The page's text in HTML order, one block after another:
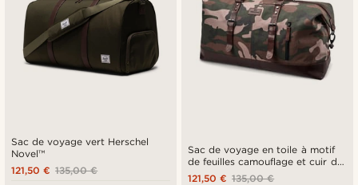
Sac de voyage vert Herschel
Novel™
135,00 €
121,50 €
Sac de voyage en toile à motif
de feuilles camouflage et cuir de
buffle
135,00 €
121,50 €